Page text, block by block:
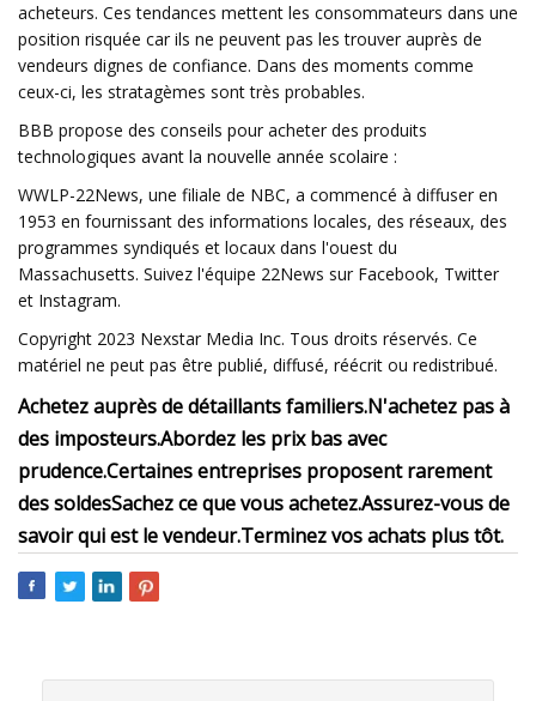
acheteurs. Ces tendances mettent les consommateurs dans une
position risquée car ils ne peuvent pas les trouver auprès de
vendeurs dignes de confiance. Dans des moments comme
ceux-ci, les stratagèmes sont très probables.
BBB propose des conseils pour acheter des produits
technologiques avant la nouvelle année scolaire :
WWLP-22News, une filiale de NBC, a commencé à diffuser en
1953 en fournissant des informations locales, des réseaux, des
programmes syndiqués et locaux dans l'ouest du
Massachusetts. Suivez l'équipe 22News sur Facebook, Twitter
et Instagram.
Copyright 2023 Nexstar Media Inc. Tous droits réservés. Ce
matériel ne peut pas être publié, diffusé, réécrit ou redistribué.
Achetez auprès de détaillants familiers.N'achetez pas à
des imposteurs.Abordez les prix bas avec
prudence.Certaines entreprises proposent rarement
des soldesSachez ce que vous achetez.Assurez-vous de
savoir qui est le vendeur.Terminez vos achats plus tôt.